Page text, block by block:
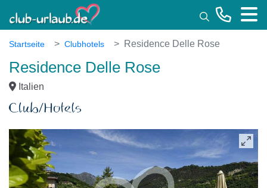
Startseite Clubhotels Residence Delle Rose
Residence Delle Rose
Italien